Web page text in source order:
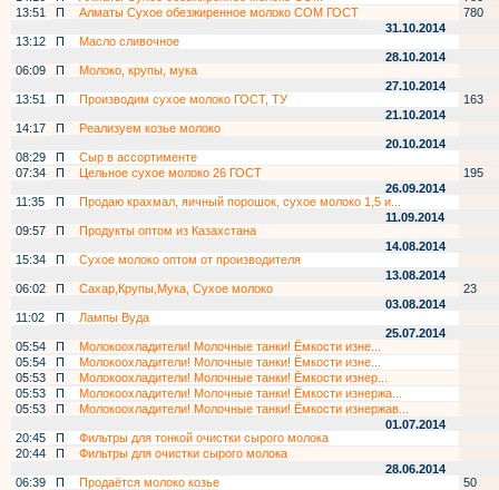
13:51
П Алматы Сухое обезжиренное молоко СОМ ГОСТ
780
31.10.2014
13:12
П
Масло сливочное
28.10.2014
06:09
П
Молоко, крупы, мука
27.10.2014
13:51
П Производим сухое молоко ГОСТ, ТУ
163
21.10.2014
14:17
П
Реализуем козье молоко
20.10.2014
08:29
П
Сыр в ассортименте
07:34
П Цельное сухое молоко 26 ГОСТ
195
26.09.2014
11:35
П
Продаю крахмал, яичный порошок, сухое молоко 1,5 и...
11.09.2014
09:57
П
Продукты оптом из Казахстана
14.08.2014
15:34
П
Сухое молоко оптом от производителя
13.08.2014
06:02
П Сахар,Крупы,Мука, Сухое молоко
23
03.08.2014
11:02
П
Лампы Вуда
25.07.2014
05:54
П
Молокоохладители! Молочные танки! Ёмкости изне...
05:54
П
Молокоохладители! Молочные танки! Ёмкости изне...
05:53
П
Молокоохладители! Молочные танки! Ёмкости изнер...
05:53
П
Молокоохладители! Молочные танки! Ёмкости изнержа...
05:53
П
Молокоохладители! Молочные танки! Ёмкости изнержав...
01.07.2014
20:45
П
Фильтры для тонкой очистки сырого молока
20:44
П
Фильтры для очистки сырого молока
28.06.2014
06:39
П Продаётся молоко козье
50